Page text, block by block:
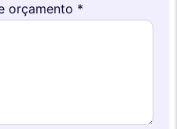
orçamento *